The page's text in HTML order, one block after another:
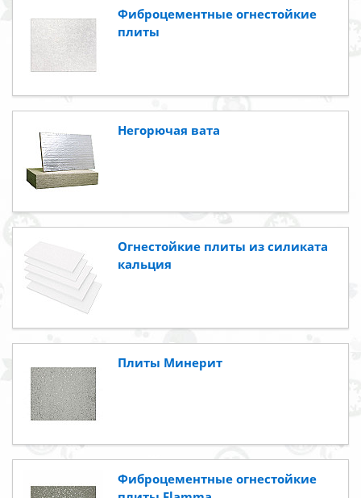
Фиброцементные огнестойкие
плиты
Негорючая вата
Огнестойкие плиты из силиката
кальция
Плиты Минерит
Фиброцементные огнестойкие